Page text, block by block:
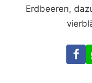
Erdbeeren,